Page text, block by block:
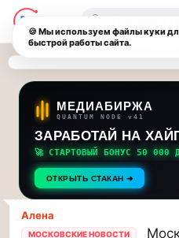
Последние
новости
и
обновления
потока:
Друзья,
приглашаем
на
музыкальную
прогулку
по
—
чат-
🔍
МЕДИАБИРЖА
QUANTUM NODE v41
ЗАРАБОТАЙ НА
🚀 СТАРТОВЫЙ БОНУС 50 000
ОТКРЫТЬ СТАКАН ➔
Алена
МОСКОВСКИЕ НОВОСТИ
🍪 Мы используем файлы куки
быстрой работы сайта.